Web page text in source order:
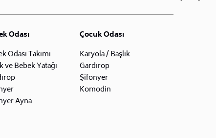
Odası
Odası Takımı
ve Bebek Yatağı
Ayna
Çocuk Odası
Karyola / Başlık
Gardırop
Şifonyer
Komodin